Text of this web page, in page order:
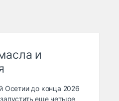
и
Осетии до конца 2026
еще четыре